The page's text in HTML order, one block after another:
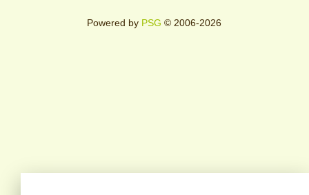
Powered by PSG © 2006-2026